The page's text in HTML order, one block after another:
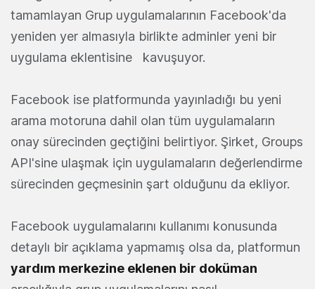
tamamlayan Grup uygulamalarının Facebook'da
yeniden yer almasıyla birlikte adminler yeni bir
uygulama eklentisine kavuşuyor.
Facebook ise platformunda yayınladığı bu yeni
arama motoruna dahil olan tüm uygulamaların
onay sürecinden geçtiğini belirtiyor. Şirket, Groups
API'sine ulaşmak için uygulamaların değerlendirme
sürecinden geçmesinin şart olduğunu da ekliyor.
Facebook uygulamalarını kullanımı konusunda
detaylı bir açıklama yapmamış olsa da, platformun
yardım merkezine eklenen bir doküman